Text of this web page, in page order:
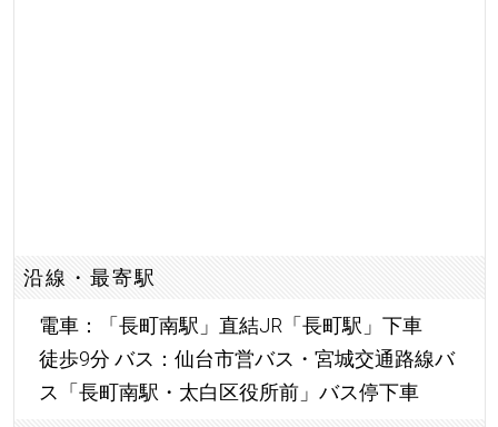
沿線・最寄駅
電車：「長町南駅」直結JR「長町駅」下車
徒歩9分 バス：仙台市営バス・宮城交通路線バ
ス「長町南駅・太白区役所前」バス停下車